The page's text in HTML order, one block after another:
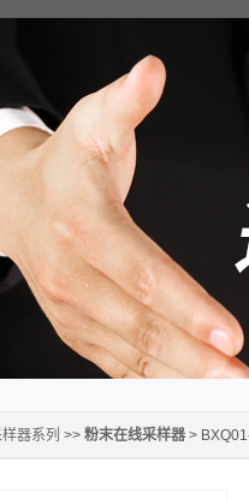
器系列 >> 粉末在线采样器 >